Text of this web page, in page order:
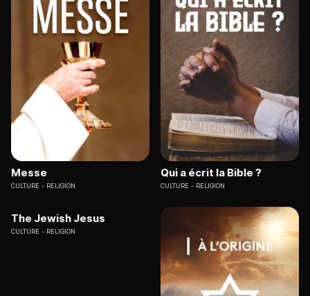
Messe
CULTURE RELIGION
Qui a écrit la Bible ?
CULTURE RELIGION
The Jewish Jesus
CULTURE RELIGION